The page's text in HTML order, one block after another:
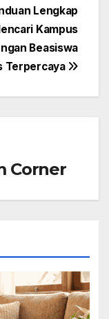
Lengkap
Kampus
Beasiswa
Terpercaya
Corner